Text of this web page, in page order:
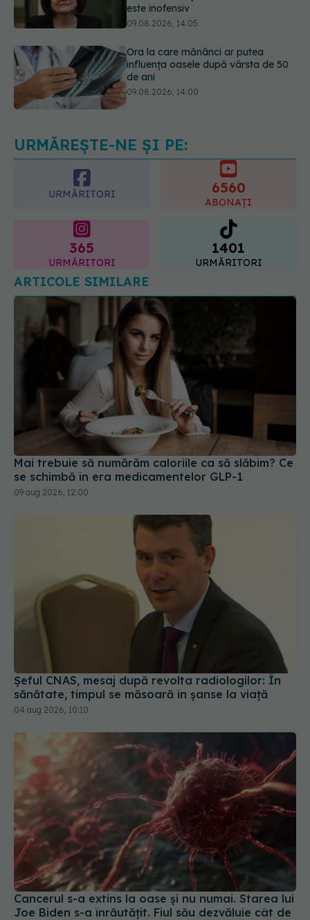
Ora la care mănânci ar putea
influența oasele după vârsta de 50
09.08.2026, 14:00
Cum alegem alimentele pe timp de
URMĂREȘTE-NE ȘI PE:
URMĂRITORI 6560
ABONAȚI
365
URMĂRITORI
1401
URMĂRITORI
ARTICOLE SIMILARE
Mai trebuie să numărăm caloriile ca să slăbim? Ce
se schimbă în era medicamentelor GLP-1
09 aug 2026, 12:00
Șeful CNAS, mesaj după revolta radiologilor: În
sănătate, timpul se măsoară în șanse la viață
04 aug 2026, 10:10
Cancerul s-a extins la oase și nu numai. Starea lui
Joe Biden s-a înrăutățit. Fiul său dezvăluie cât de